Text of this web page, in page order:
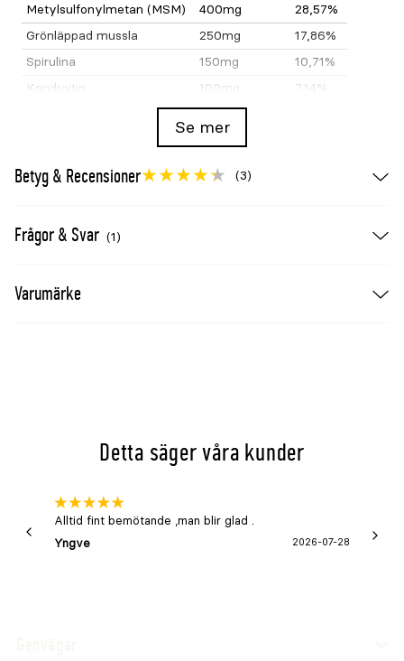
Metylsulfonylmetan (MSM)
400mg
28,57%
Grönläppad mussla
250mg
17,86%
Spirulina
150mg
10,71%
Kondroitin
100mg 7,14%
Tillsats Mängd per dos
Magnesiumstearat
Analytiska beståndsdelar
Välj förpackning eller tablettform
Senior pulver
Senior 200 tabletter
Se mer
Betyg & Recensioner (3)
Frågor & Svar (1)
Varumärke
Detta säger våra kunder
Alltid fint bemötande ,man blir glad .
Yngve
2026-07-28